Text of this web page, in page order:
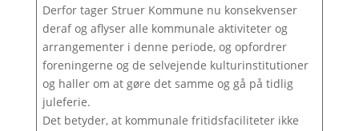
Derfor tager Struer Kommune nu konsekvenser
deraf og aflyser alle kommunale aktiviteter og
arrangementer i denne periode, og opfordrer
foreningerne og de selvejende kulturinstitutioner
og haller om at gøre det samme og gå på tidlig
juleferie.
Det betyder, at kommunale fritidsfaciliteter ikke